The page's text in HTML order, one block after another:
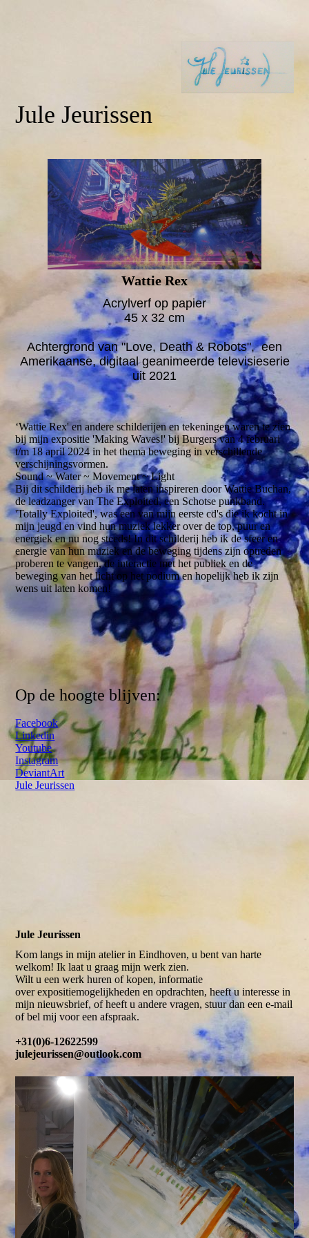
Jule Jeurissen
Wattie Rex
Acrylverf op papier
45 x 32 cm
Achtergrond van "Love, Death & Robots", een
Amerikaanse, digitaal geanimeerde televisieserie
uit 2021
‘Wattie Rex' en andere schilderijen en tekeningen waren te zien
bij mijn expositie 'Making Waves!' bij Burgers van 4 februari
t/m 18 april 2024 in het thema beweging in verschillende
verschijningsvormen.
Sound ~ Water ~ Movement ~ Light
Bij dit schilderij heb ik me laten inspireren door Wattie Buchan,
de leadzanger van The Exploited, een Schotse punkband.
'Totally Exploited', was een van mijn eerste cd's die ik kocht in
mijn jeugd en vind hun muziek lekker over de top, puur en
energiek en nu nog steeds! In dit schilderij heb ik de sfeer en
energie van hun muziek en de beweging tijdens zijn optreden
proberen te vangen, de interactie met het publiek en de
beweging van het licht op het podium en hopelijk heb ik zijn
wens uit laten komen!
Op de hoogte blijven:
Facebook
Linkedin
Youtube
Instagram
DeviantArt
Jule Jeurissen
Jule Jeurissen
Kom langs in mijn atelier in Eindhoven, u bent van harte
welkom! Ik laat u graag mijn werk zien.
Wilt u een werk huren of kopen, informatie
over expositiemogelijkheden en opdrachten, heeft u interesse in
mijn nieuwsbrief, of heeft u andere vragen, stuur dan een e-mail
of bel mij voor een afspraak.
+31(0)6-12622599
julejeurissen@outlook.com